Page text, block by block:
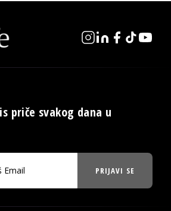
priče svakog dana u
PRIJAVI SE